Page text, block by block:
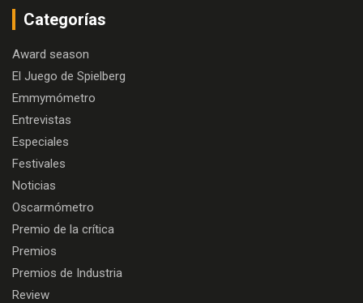
Categorías
Award season
El Juego de Spielberg
Emmymómetro
Entrevistas
Especiales
Festivales
Noticias
Oscarmómetro
Premio de la crítica
Premios
Premios de Industria
Review